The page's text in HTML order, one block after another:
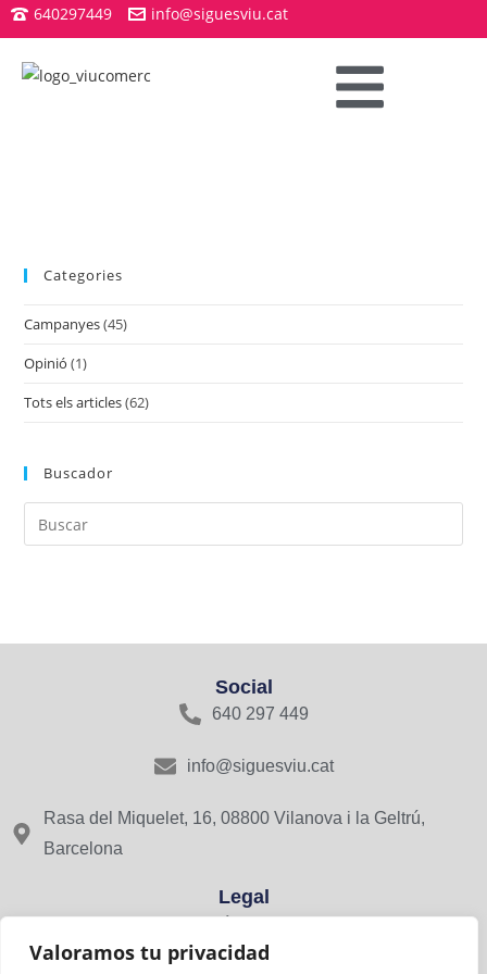
Valoramos tu privacidad
640297449 info@siguesviu.cat
Categories
Campanyes(45)
Opinió (1)
Tots els articles(62)
Buscador
Social
640 297 449
info@siguesviu.cat
Rasa del Miquelet, 16, 08800 Vilanova i la Geltrú,
Barcelona
Legal